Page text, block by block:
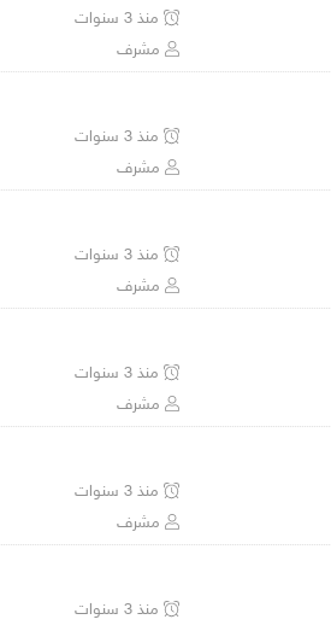
منذ 3 سنوات
مشرف
منذ 3 سنوات
مشرف
منذ 3 سنوات
مشرف
منذ 3 سنوات
مشرف
منذ 3 سنوات
مشرف
منذ 3 سنوات